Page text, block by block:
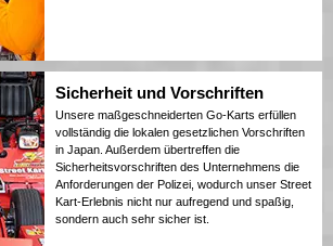
Sicherheit und Vorschriften
Unsere maßgeschneiderten Go-Karts erfüllen
vollständig die lokalen gesetzlichen Vorschriften
in Japan. Außerdem übertreffen die
Sicherheitsvorschriften des Unternehmens die
Anforderungen der Polizei, wodurch unser Street
Kart-Erlebnis nicht nur aufregend und spaßig,
sondern auch sehr sicher ist.